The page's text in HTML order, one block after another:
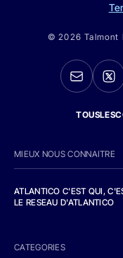
© 2026 Talmont
MIEUX NOUS CONNAITRE
ATLANTICO C'EST QUI,
LE RESEAU D'ATLANTICO
CATEGORIES